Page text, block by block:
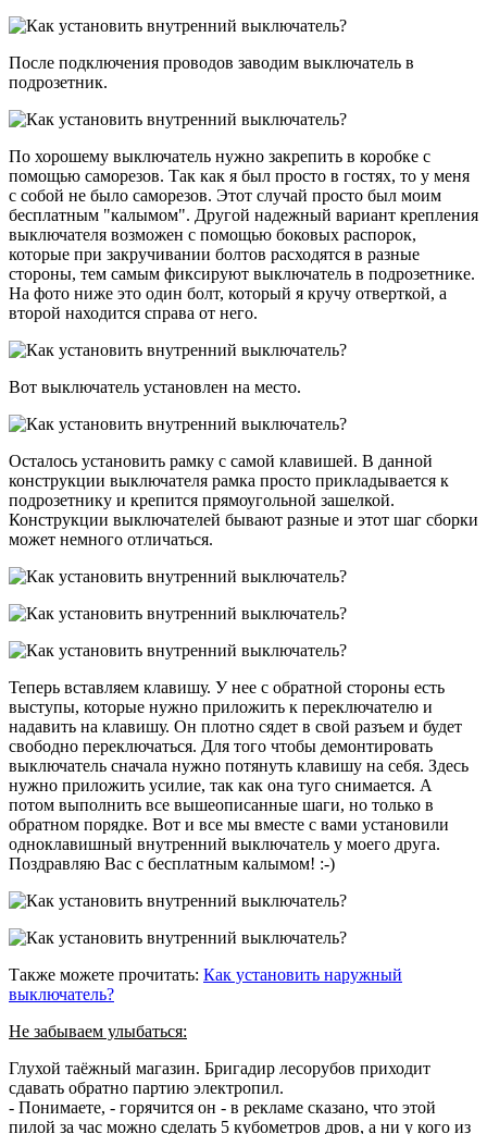
После подключения проводов заводим выключатель в
подрозетник.
По хорошему выключатель нужно закрепить в коробке с
помощью саморезов. Так как я был просто в гостях, то у меня
с собой не было саморезов. Этот случай просто был моим
бесплатным "калымом". Другой надежный вариант крепления
выключателя возможен с помощью боковых распорок,
которые при закручивании болтов расходятся в разные
стороны, тем самым фиксируют выключатель в подрозетнике.
На фото ниже это один болт, который я кручу отверткой, а
второй находится справа от него.
Вот выключатель установлен на место.
Осталось установить рамку с самой клавишей. В данной
конструкции выключателя рамка просто прикладывается к
подрозетнику и крепится прямоугольной зашелкой.
Конструкции выключателей бывают разные и этот шаг сборки
может немного отличаться.
Теперь вставляем клавишу. У нее с обратной стороны есть
выступы, которые нужно приложить к переключателю и
надавить на клавишу. Он плотно сядет в свой разъем и будет
свободно переключаться. Для того чтобы демонтировать
выключатель сначала нужно потянуть клавишу на себя. Здесь
нужно приложить усилие, так как она туго снимается. А
потом выполнить все вышеописанные шаги, но только в
обратном порядке. Вот и все мы вместе с вами установили
одноклавишный внутренний выключатель у моего друга.
Поздравляю Вас с бесплатным калымом! :-)
Также можете прочитать: Как установить наружный
выключатель?
Не забываем улыбаться:
Глухой таёжный магазин. Бригадир лесорубов приходит
сдавать обратно партию электропил.
- Понимаете, - горячится он - в рекламе сказано, что этой
пилой за час можно сделать 5 кубометров дров, а ни у кого из